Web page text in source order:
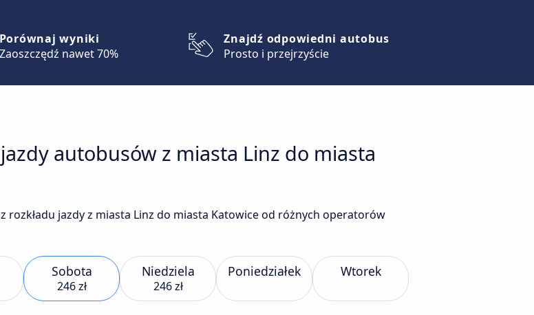
Porównaj wyniki
Zaoszczędź nawet 70%
Znajdź odpowiedni autobus
Prosto i przejrzyście
autobusów z miasta Linz do miasta
jazdy z miasta Linz do miasta Katowice od różnych operatorów
Sobota
246 zł
Niedziela
246 zł
Poniedziałek Wtorek